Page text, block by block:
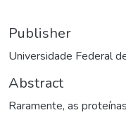
Publisher
Universidade Federal
Abstract
Raramente, as